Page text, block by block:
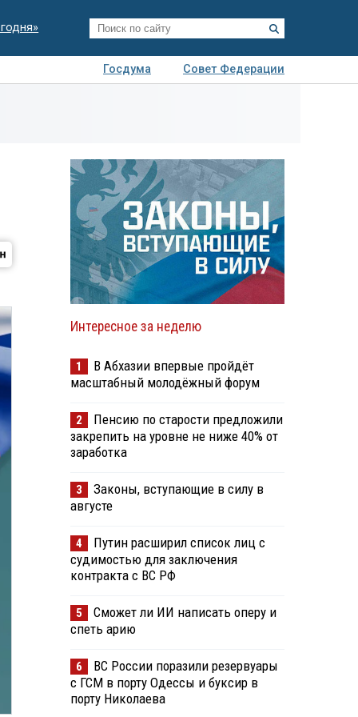
Госдума
Совет Федерации
Интересное за неделю
1
В Абхазии впервые пройдёт
масштабный молодёжный форум
2
Пенсию по старости предложили
закрепить на уровне не ниже 40% от
заработка
3
Законы, вступающие в силу в
августе
4
Путин расширил список лиц с
судимостью для заключения
контракта с ВС РФ
5
Сможет ли ИИ написать оперу и
спеть арию
6
ВС России поразили резервуары
с ГСМ в порту Одессы и буксир в
порту Николаева